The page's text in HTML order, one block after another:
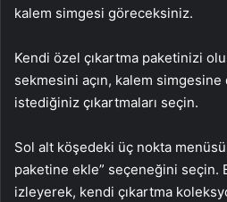
kalem simgesi göreceksiniz.
Kendi özel çıkartma paketinizi
sekmesini açın, kalem
istediğiniz çıkartmaları seçin.
Sol alt köşedeki üç nokta
paketine ekle” seçeneğini seçin.
izleyerek, kendi çıkartma